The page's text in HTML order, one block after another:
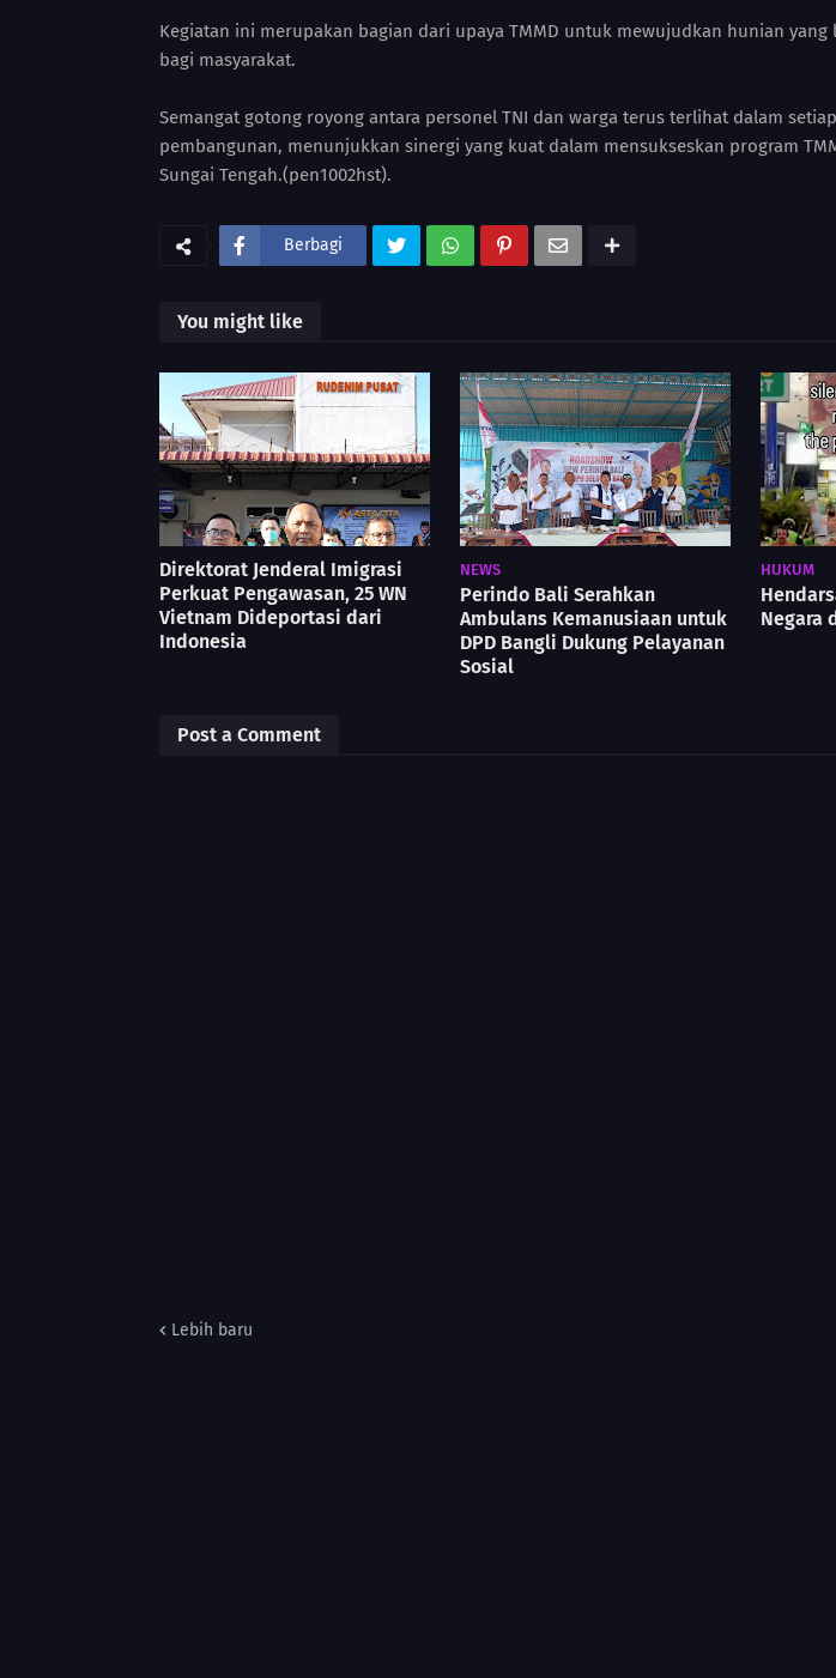
Kegiatan ini merupakan bagian dari upaya TMMD untuk mewujudkan hunian yang
bagi masyarakat.
Semangat gotong royong antara personel TNI dan warga terus terlihat dalam
pembangunan, menunjukkan sinergi yang kuat dalam mensukseskan program
Sungai Tengah.(pen1002hst).
Berbagi
You might like
Direktorat Jenderal Imigrasi
Perkuat Pengawasan, 25 WN
Vietnam Dideportasi dari
Indonesia
NEWS
Perindo Bali Serahkan
Ambulans Kemanusiaan untuk
DPD Bangli Dukung Pelayanan
Sosial
HUKUM
Negara
Post a Comment
Lebih baru